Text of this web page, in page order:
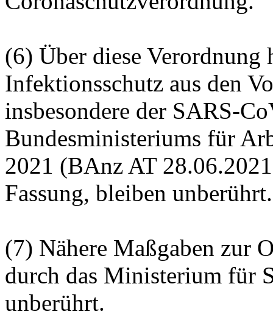
(6) Über diese Verordnung
Infektionsschutz aus den
insbesondere der SARS-
Bundesministeriums für
2021 (BAnz AT
Fassung, bleiben unberührt.
(7) Nähere Maßgaben zur
durch das Ministerium für
unberührt.